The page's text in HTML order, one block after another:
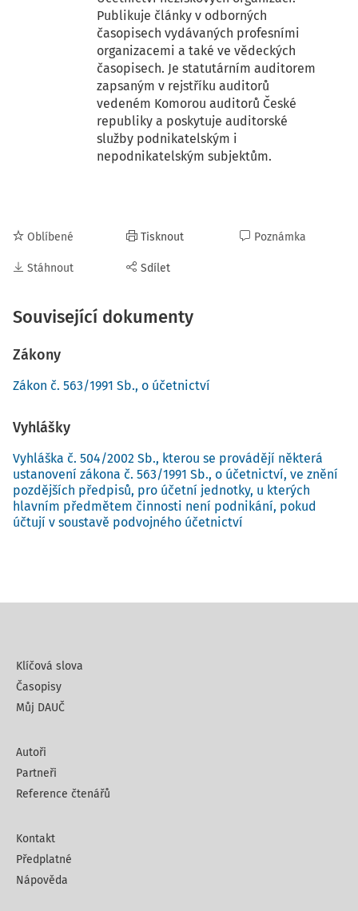
Publikuje články v odborných
časopisech vydávaných profesními
organizacemi a také ve vědeckých
časopisech. Je statutárním auditorem
zapsaným v rejstříku auditorů
vedeném Komorou auditorů České
republiky a poskytuje auditorské
služby podnikatelským i
nepodnikatelským subjektům.
Oblíbené
Stáhnout
Tisknout
Sdílet
Poznámka
Související dokumenty
Zákony
Zákon č. 563/1991 Sb., o účetnictví
Vyhlášky
Vyhláška č. 504/2002 Sb., kterou se provádějí některá
ustanovení zákona č. 563/1991 Sb., o účetnictví, ve znění
pozdějších předpisů, pro účetní jednotky, u kterých
hlavním předmětem činnosti není podnikání, pokud
účtují v soustavě podvojného účetnictví
Klíčová slova
Časopisy
Můj DAUČ
Autoři
Partneři
Reference čtenářů
Kontakt
Předplatné
Nápověda